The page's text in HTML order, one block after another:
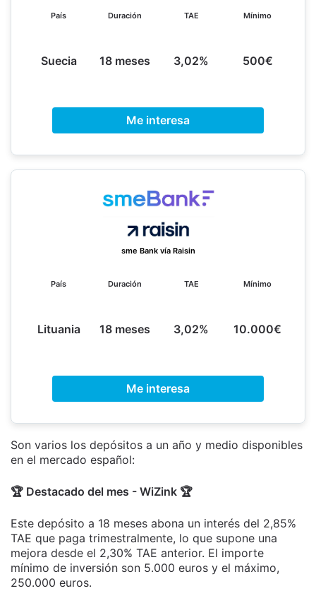
País
Suecia
Duración
18 meses
TAE
3,02%
Mínimo
500€
Me interesa
sme Bank vía Raisin
País
Lituania
Duración
18 meses
TAE
3,02%
Mínimo
10.000€
Me interesa
Son varios los depósitos a un año y medio disponibles
en el mercado español:
🏆 Destacado del mes - WiZink 🏆
Este depósito a 18 meses abona un interés del 2,85%
TAE que paga trimestralmente, lo que supone una
mejora desde el 2,30% TAE anterior. El importe
mínimo de inversión son 5.000 euros y el máximo,
250.000 euros.